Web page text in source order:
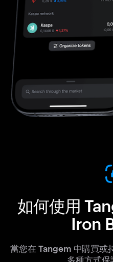
如何使用
Iron
當您在 Tangem 中購買或
多種方式保